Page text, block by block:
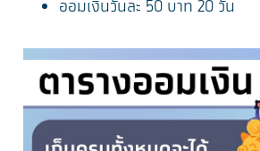
ออมเงินวันละ 50 บาท 20 วัน